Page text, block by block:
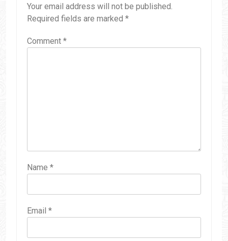
Your email address will not be published.
Required fields are marked *
Comment *
Name *
Email *